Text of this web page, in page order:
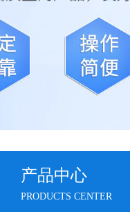
产品中心
PRODUCTS CENTER